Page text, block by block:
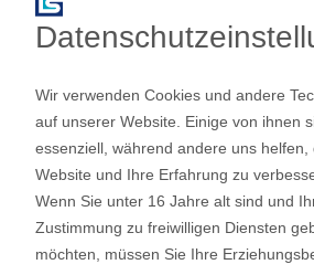
Fragen Sie gern
Zum Newsletter
Impressum
Wir verwenden Cookies und andere
auf unserer Website. Einige von ihnen
essenziell, während andere uns helfen,
Website und Ihre Erfahrung zu
Wenn Sie unter 16 Jahre alt sind und
Zustimmung zu freiwilligen Diensten
möchten, müssen Sie Ihre